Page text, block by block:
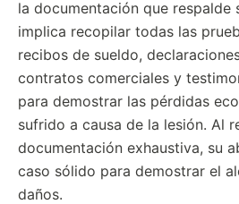
la documentación que respalde
implica recopilar todas las
recibos de sueldo,
contratos comerciales y
para demostrar las pérdidas
sufrido a causa de la lesión. Al
documentación exhaustiva, su
caso sólido para demostrar el
daños.